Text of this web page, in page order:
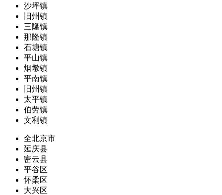
沙坪镇
旧州镇
三隆镇
那隆镇
石塘镇
平山镇
烟墩镇
平南镇
旧州镇
太平镇
伯劳镇
文利镇
全北京市
延庆县
密云县
平谷区
怀柔区
大兴区